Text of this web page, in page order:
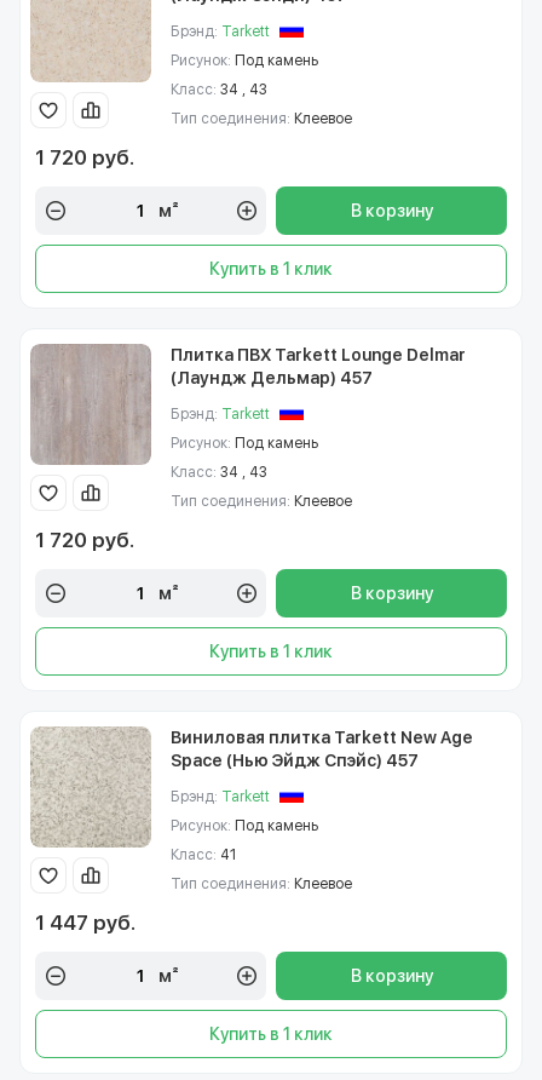
Брэнд: Tarkett
Рисунок: Под камень
Класс: 34 , 43
Тип соединения: Клеевое
1 720 руб.
м² В корзину
Купить в 1 клик
Плитка ПВХ Tarkett Lounge Delmar
(Лаундж Дельмар) 457
Брэнд: Tarkett
Рисунок: Под камень
Класс: 34 , 43
Тип соединения: Клеевое
1 720 руб.
м² В корзину
Купить в 1 клик
Виниловая плитка Tarkett New Age
Space (Нью Эйдж Спэйс) 457
Брэнд: Tarkett
Рисунок: Под камень
Класс: 41
Тип соединения: Клеевое
1 447 руб.
м² В корзину
Купить в 1 клик